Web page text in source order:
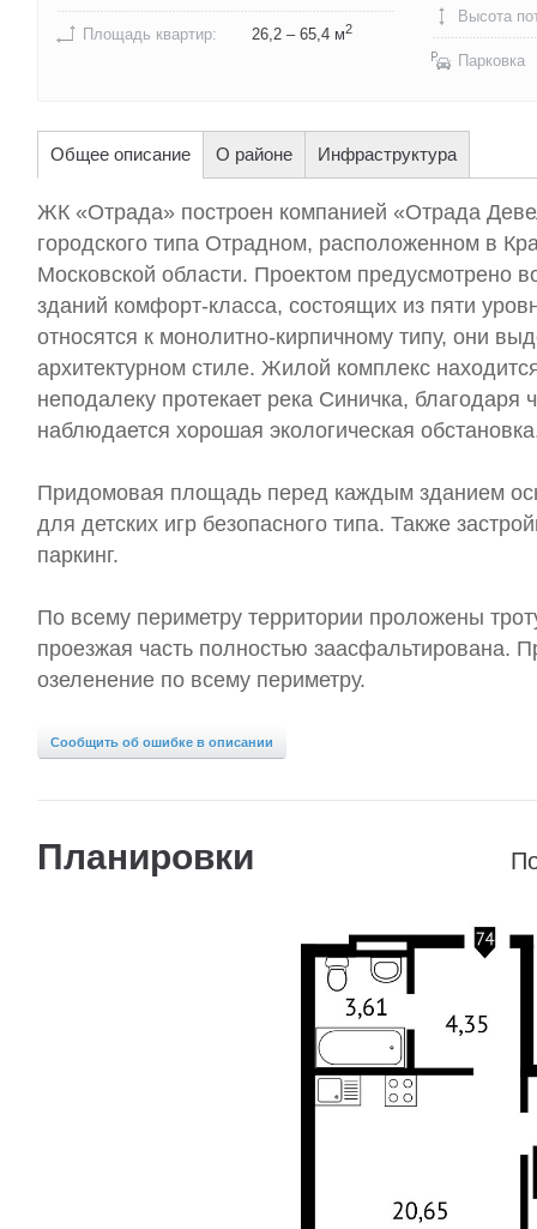
Площадь квартир: 26,2 – 65,4 м2
Высота
Парковка
Общее описание О районе Инфраструктура
ЖК «Отрада» построен компанией «Отрада
городского типа Отрадном, расположенном в
Московской области. Проектом предусмотрено
зданий комфорт-класса, состоящих из пяти
относятся к монолитно-кирпичному типу, они
архитектурном стиле. Жилой комплекс
неподалеку протекает река Синичка, благодаря
наблюдается хорошая экологическая
Придомовая площадь перед каждым зданием
для детских игр безопасного типа. Также
паркинг.
По всему периметру территории проложены
проезжая часть полностью заасфальтирована.
озеленение по всему периметру.
Сообщить об ошибке в описании
Планировки